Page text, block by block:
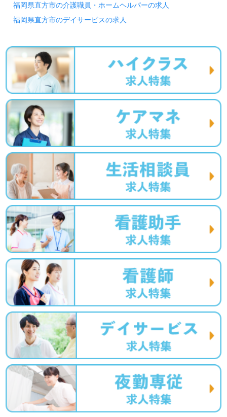
福岡県直方市の介護職員・ホームヘルパーの求人
福岡県直方市のデイサービスの求人